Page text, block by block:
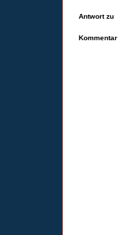
Antwort zu
Kommentar